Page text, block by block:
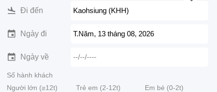
Đi đến Kaohsiung (KHH)
Ngày đi T.Năm, 13 tháng 08, 2026
Ngày về --/--/----
Số hành khách
Người lớn (≥12t)
Trẻ em (2-12t) Em bé (0-2t)